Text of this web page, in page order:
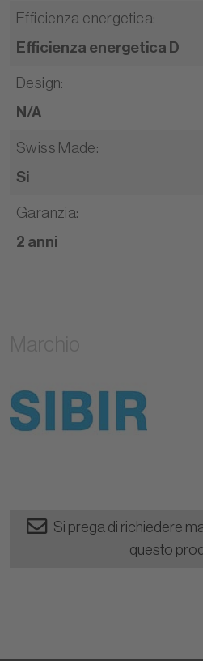
Efficienza energetica:
Efficienza energetica D
Design:
N/A
Swiss Made:
Si
Garanzia:
2 anni
Si prega di richiedere
questo